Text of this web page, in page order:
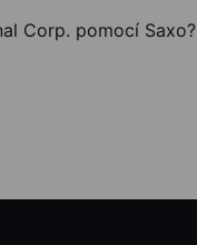
Corp. pomocí Saxo?